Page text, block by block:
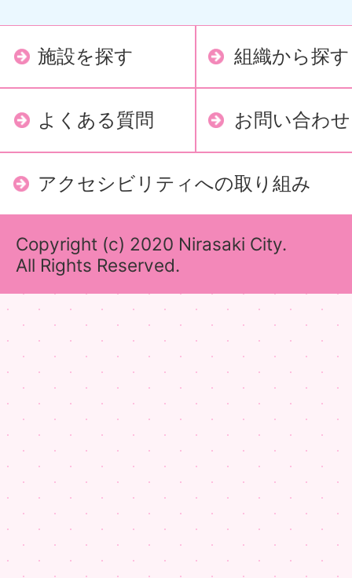
施設を探す 組織から探す
よくある質問 お問い合わせ
アクセシビリティへの取り組み
Copyright (c) 2020 Nirasaki City.
All Rights Reserved.